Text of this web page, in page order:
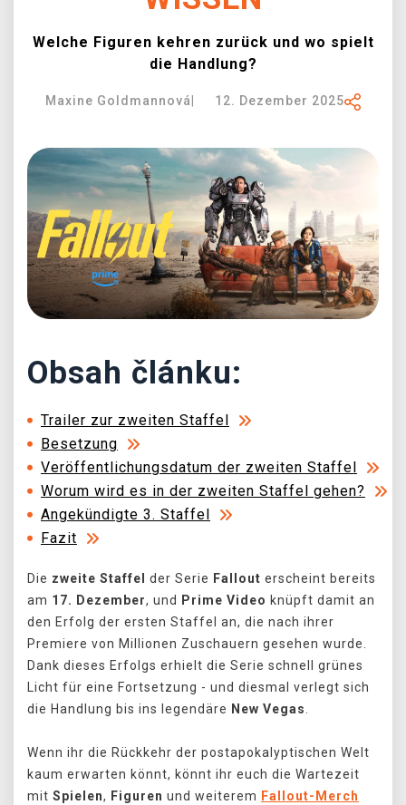
Welche Figuren kehren zurück und wo spielt
die Handlung?
Maxine Goldmannová 12. Dezember 2025
Obsah článku:
Trailer zur zweiten Staffel
Besetzung
Veröffentlichungsdatum der zweiten Staffel
Worum wird es in der zweiten Staffel gehen?
Angekündigte 3. Staffel
Fazit
Die zweite Staffel der Serie Fallout erscheint bereits
am 17. Dezember, und Prime Video knüpft damit an
den Erfolg der ersten Staffel an, die nach ihrer
Premiere von Millionen Zuschauern gesehen wurde.
Dank dieses Erfolgs erhielt die Serie schnell grünes
Licht für eine Fortsetzung - und diesmal verlegt sich
die Handlung bis ins legendäre New Vegas
Wenn ihr die Rückkehr der postapokalyptischen Welt
kaum erwarten könnt, könnt ihr euch die Wartezeit
mit Spielen, Figuren und weiterem Fallout-Merch